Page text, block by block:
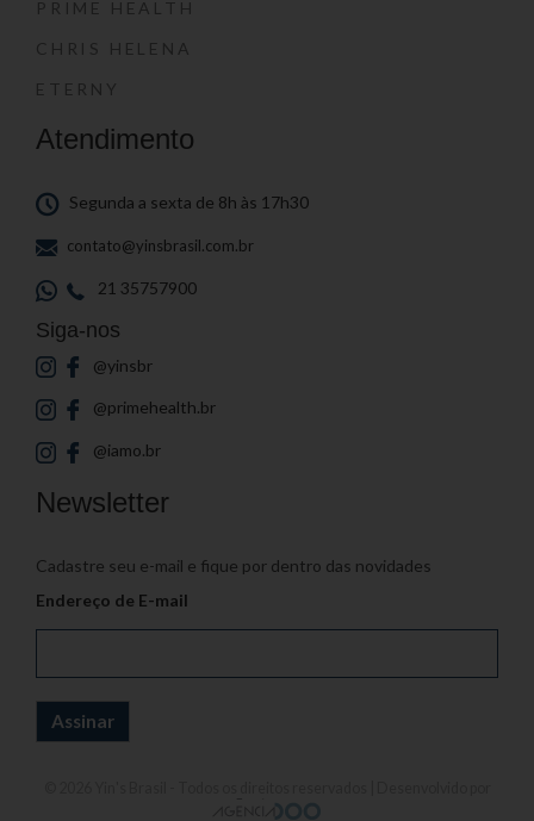
PRIME HEALTH
CHRIS HELENA
ETERNY
Atendimento
Segunda a sexta de 8h às 17h30
contato@yinsbrasil.com.br
21 35757900
Siga-nos
@yinsbr
@primehealth.br
@iamo.br
Newsletter
Cadastre seu e-mail e fique por dentro das novidades
Endereço de E-mail